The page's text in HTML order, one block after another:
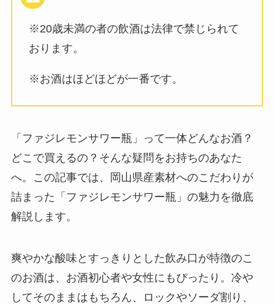
※20歳未満の者の飲酒は法律で禁じられて
おります。
※お酒はほどほどが一番です。
「ファジレモンサワー瓶」って一体どんなお酒？
どこで買えるの？そんな疑問をお持ちのあなた
へ。この記事では、岡山県産素材へのこだわりが
詰まった「ファジレモンサワー瓶」の魅力を徹底
解説します。
爽やかな酸味とすっきりとした飲み口が特徴のこ
のお酒は、お酒初心者や女性にもぴったり。冷や
してそのままはもちろん、ロックやソーダ割り、